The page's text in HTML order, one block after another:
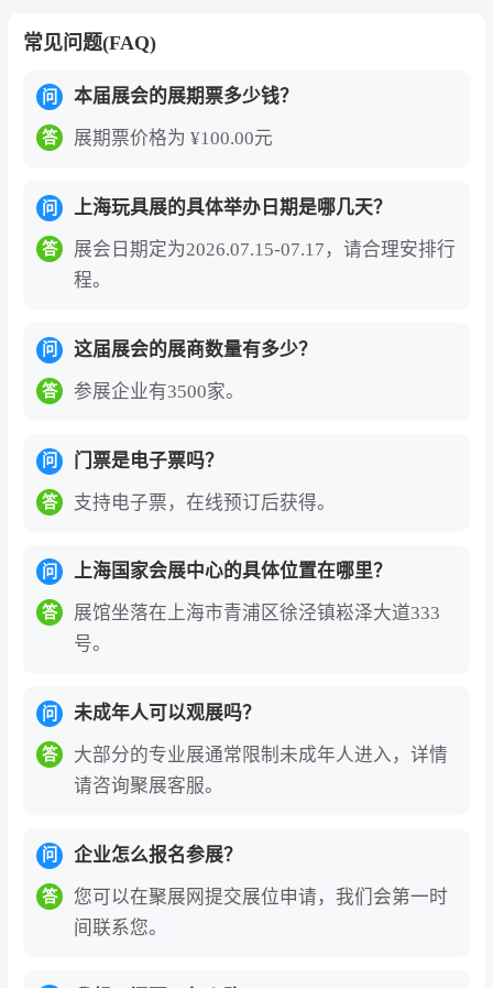
网或聚展网咨询获取。
上海玩具展CBME的参展价值
上海玩具及教育展（CBME）是全球孕婴童行业
年创办以来已成功举办二十五届，被业界公认为
中国孕婴童产业的风向标和全球品牌进入亚洲市
场的战略门户。
办，依托上海作为国际消费中心城市的区位优
势，已成为链接全球玩具及教育产业链资源、展
示前沿创新成果、引领行业发展趋势的核心平
参展的核心价值在于其全产业链覆盖的平台属性
与精准链接全球买家的渠道优势。
座、孕婴童食品及供应链等全产业链板块。2026
年展会预计规模达30万平方米，汇聚3200家展
商、4500余个品牌，吸引超10万名专业观众到
店、电商平台、KOL/KOC、海外采购商等近40类
全渠道买家，为参展企业提供了直面全球核心采
购决策者的战略窗口。
业头部品牌与创新力量。
亲、PHILIPS AVENT、弥鹿Mideer、火花思维等
众多国内外知名品牌连年参展，涵盖STEAM玩
常见问题(FAQ)
问 本届展会的展期票多少钱？
答 展期票价格为 ¥100.00元
问 上海玩具展的具体举办日期是哪几天？
答
展会日期定为2026.07.15-07.17，请合理安排行
程。
问 这届展会的展商数量有多少？
答 参展企业有3500家。
问 门票是电子票吗？
答 支持电子票，在线预订后获得。
问 上海国家会展中心的具体位置在哪里？
答
展馆坐落在上海市青浦区徐泾镇崧泽大道333
号。
问 未成年人可以观展吗？
答
大部分的专业展通常限制未成年人进入，详情
请咨询聚展客服。
问 企业怎么报名参展？
答
您可以在聚展网提交展位申请，我们会第一时
间联系您。